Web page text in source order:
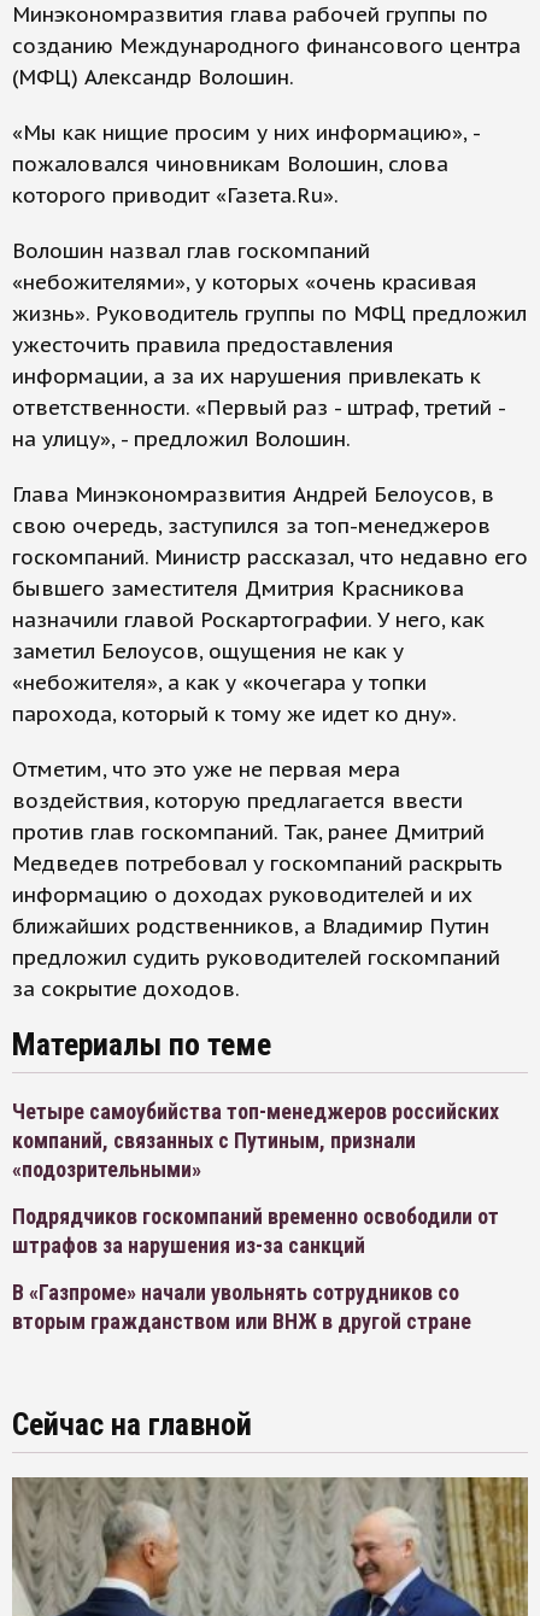
Минэкономразвития глава рабочей группы по
созданию Международного финансового центра
(МФЦ) Александр Волошин.
«Мы как нищие просим у них информацию», -
пожаловался чиновникам Волошин, слова
которого приводит «Газета.Ru».
Волошин назвал глав госкомпаний
«небожителями», у которых «очень красивая
жизнь». Руководитель группы по МФЦ предложил
ужесточить правила предоставления
информации, а за их нарушения привлекать к
ответственности. «Первый раз - штраф, третий -
на улицу», - предложил Волошин.
Глава Минэкономразвития Андрей Белоусов, в
свою очередь, заступился за топ-менеджеров
госкомпаний. Министр рассказал, что недавно его
бывшего заместителя Дмитрия Красникова
назначили главой Роскартографии. У него, как
заметил Белоусов, ощущения не как у
«небожителя», а как у «кочегара у топки
парохода, который к тому же идет ко дну».
Отметим, что это уже не первая мера
воздействия, которую предлагается ввести
против глав госкомпаний. Так, ранее Дмитрий
Медведев потребовал у госкомпаний раскрыть
информацию о доходах руководителей и их
ближайших родственников, а Владимир Путин
предложил судить руководителей госкомпаний
за сокрытие доходов.
Материалы по теме
Четыре самоубийства топ-менеджеров российских
компаний, связанных с Путиным, признали
«подозрительными»
Подрядчиков госкомпаний временно освободили от
штрафов за нарушения из-за санкций
В «Газпроме» начали увольнять сотрудников со
вторым гражданством или ВНЖ в другой стране
Сейчас на главной